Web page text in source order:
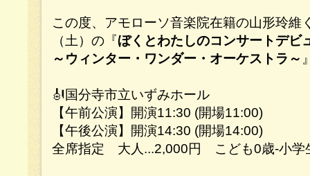
この度、アモローソ音楽院在籍の山形玲
（土）の『ぼくとわたしのコンサートデビ
～ウィンター・ワンダー・オーケストラ～
🎻国分寺市立いずみホール
【午前公演】開演11:30 (開場11:00)
【午後公演】開演14:30 (開場14:00)
全席指定 大人...2,000円 こども0歳-小学